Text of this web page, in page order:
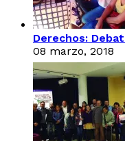
Derechos:
08 marzo, 2018